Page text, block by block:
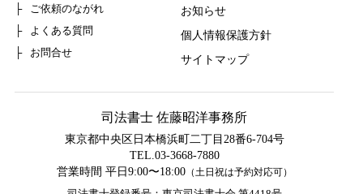
司法書士 佐藤昭洋事務所
東京都中央区日本橋浜町二丁目28番6-704号
TEL. 03-3668-7880
営業時間 平日9:00〜18:00（土日祝は予約対応可）
ご依頼のながれ
よくある質問
お問合せ
お知らせ
個人情報保護方針
サイトマップ